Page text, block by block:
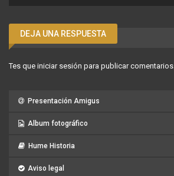
DEJA UNA RESPUESTA
Tes que iniciar sesión para publicar comentarios.
Presentación Amigus
Album fotográfico
Hume Historia
Aviso legal